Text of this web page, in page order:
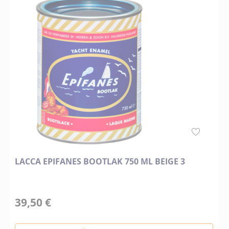
LACCA EPIFANES BOOTLAK 750 ML BEIGE 3
39,50 €